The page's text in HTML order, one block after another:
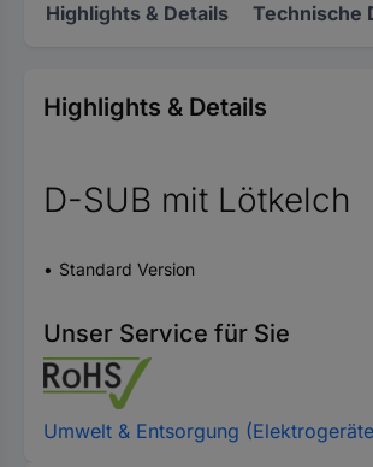
Highlights & Details Technische
Highlights & Details
D-SUB mit Lötkelch
Standard Version
Unser Service für Sie
Umwelt & Entsorgung